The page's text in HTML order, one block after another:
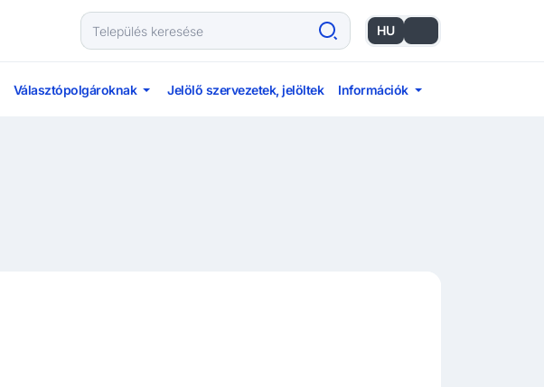
HU
Választópolgároknak Jelölő szervezetek, jelöltek Információk